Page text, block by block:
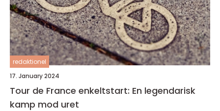
redaktionel
17. January 2024
Tour de France enkeltstart: En legendarisk
kamp mod uret